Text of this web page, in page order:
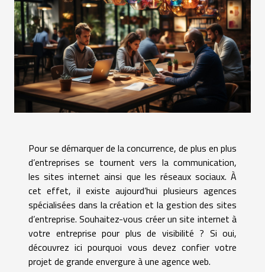
Pour se démarquer de la concurrence, de plus en plus
d’entreprises se tournent vers la communication,
les sites internet ainsi que les réseaux sociaux. À
cet effet, il existe aujourd’hui plusieurs agences
spécialisées dans la création et la gestion des sites
d’entreprise. Souhaitez-vous créer un site internet à
votre entreprise pour plus de visibilité ? Si oui,
découvrez ici pourquoi vous devez confier votre
projet de grande envergure à une agence web.